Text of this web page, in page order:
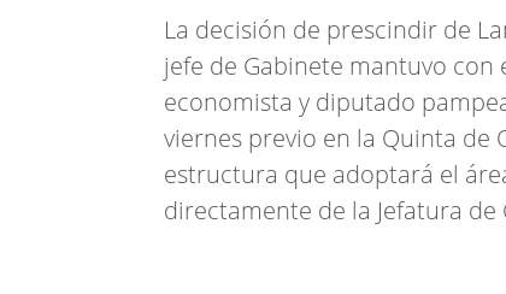
La decisión de prescindir de
jefe de Gabinete mantuvo con
economista y diputado
viernes previo en la Quinta de
estructura que adoptará el
directamente de la Jefatura de